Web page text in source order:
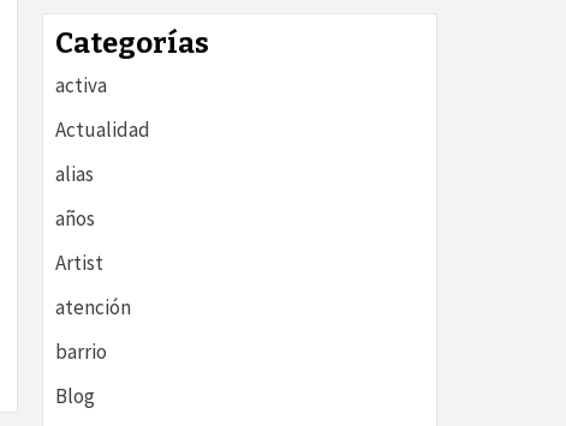
Categorías
activa
Actualidad
alias
años
Artist
atención
barrio
Blog